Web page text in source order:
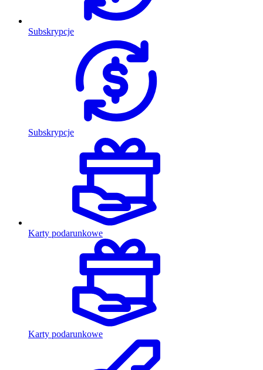
Subskrypcje
Subskrypcje
Karty podarunkowe
Karty podarunkowe